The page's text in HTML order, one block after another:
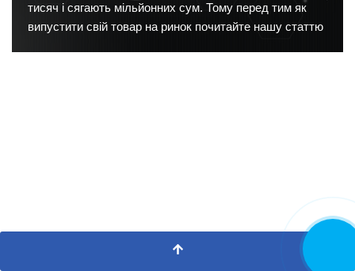
тисяч і сягають мільйонних сум. Тому перед тим як
випустити свій товар на ринок почитайте нашу статтю